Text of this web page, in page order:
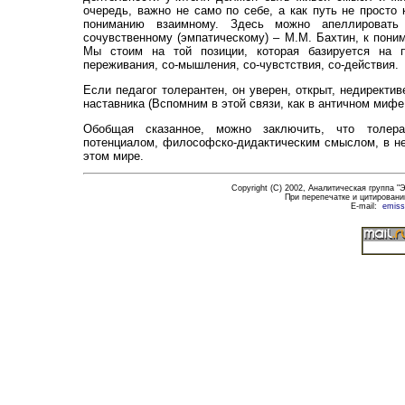
очередь, важно не само по себе, а как путь не просто
пониманию взаимному. Здесь можно
сочувственному (эмпатическому) – М.М. Бахтин, к
Мы стоим на той позиции, которая базируется на
переживания, со-мышления, со-чувстствия, со-действия.
Если педагог толерантен, он уверен, открыт,
наставника (Вспомним в этой связи, как в античном
Обобщая сказанное, можно заключить, что
потенциалом, философско-дидактическим смыслом, в
этом мире.
Copyright (C) 2002, Аналитическая группа
При перепечатке и
E-mail: